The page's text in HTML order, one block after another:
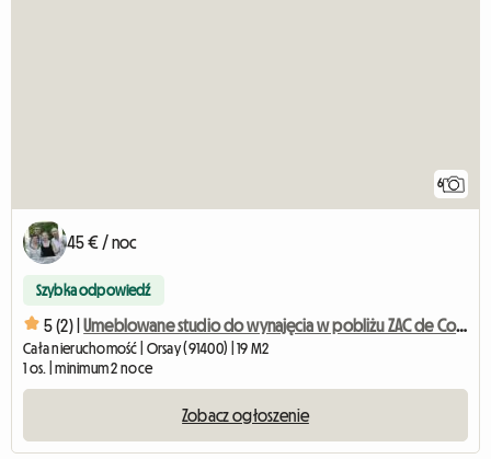
6
45 € / noc
Szybka odpowiedź
5 (2) | Umeblowane studio do wynajęcia w pobliżu ZAC de Courtaboeuf
Cała nieruchomość | Orsay (91400) | 19 M2
1 os. | minimum 2 noce
Zobacz ogłoszenie